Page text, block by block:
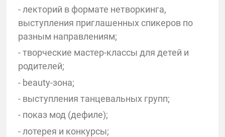
- лекторий в формате нетворкинга,
выступления приглашенных спикеров по
разным направлениям;
- творческие мастер-классы для детей и
родителей;
- beauty-зона;
- выступления танцевальных групп;
- показ мод (дефиле);
- лотерея и конкурсы;